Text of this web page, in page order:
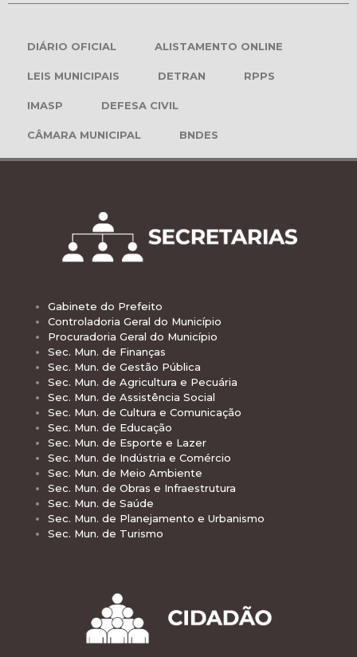
DIÁRIO OFICIAL ALISTAMENTO ONLINE
LEIS MUNICIPAIS DETRAN RPPS
IMASP DEFESA CIVIL
CÂMARA MUNICIPAL BNDES
Gabinete do Prefeito
Controladoria Geral do Município
Procuradoria Geral do Município
Sec. Mun. de Finanças
Sec. Mun. de Gestão Pública
Sec. Mun. de Agricultura e Pecuária
Sec. Mun. de Assistência Social
Sec. Mun. de Cultura e Comunicação
Sec. Mun. de Educação
Sec. Mun. de Esporte e Lazer
Sec. Mun. de Indústria e Comércio
Sec. Mun. de Meio Ambiente
Sec. Mun. de Obras e Infraestrutura
Sec. Mun. de Saúde
Sec. Mun. de Planejamento e Urbanismo
Sec. Mun. de Turismo